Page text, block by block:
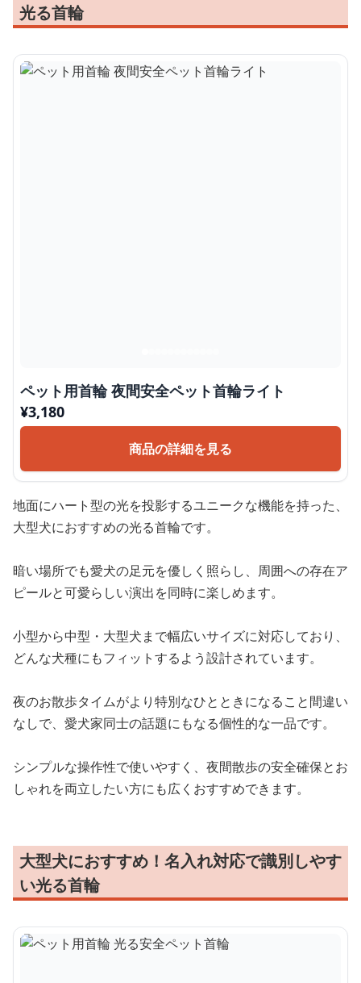
光る首輪
ペット用首輪 夜間安全ペット首輪ライト
¥3,180
商品の詳細を見る
地面にハート型の光を投影するユニークな機能を持った、
大型犬におすすめの光る首輪です。
暗い場所でも愛犬の足元を優しく照らし、周囲への存在ア
ピールと可愛らしい演出を同時に楽しめます。
小型から中型・大型犬まで幅広いサイズに対応しており、
どんな犬種にもフィットするよう設計されています。
夜のお散歩タイムがより特別なひとときになること間違い
なしで、愛犬家同士の話題にもなる個性的な一品です。
シンプルな操作性で使いやすく、夜間散歩の安全確保とお
しゃれを両立したい方にも広くおすすめできます。
大型犬におすすめ！名入れ対応で識別しやす
い光る首輪